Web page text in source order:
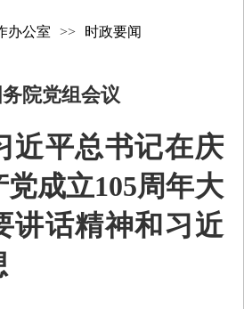
办公室 >> 时政要闻
院党组会议
近平总书记在庆
成立105周年大
讲话精神和习近